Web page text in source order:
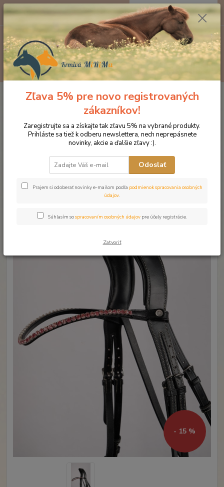
Menu
0ks
za0 €
Značka oblečenia MONTAR ZĽAVY!
Čelenky na uzdečky
MONTAR Fair Pink čierna
MONTAR Fair Pink čierna
- 15 %
Zľava 5% pre novo registrovaných
zákazníkov!
Zaregistrujte sa a získajte tak zľavu 5% na vybrané produkty.
Prihláste sa tiež k odberu newslettera, nech neprepásnete
novinky, akcie a ďalšie zľavy :).
Odoslať
Prajem si odoberať novinky e-mailom podľa podmienok spracovania osobných
údajov.
Súhlasím sospracovaním osobných údajov pre účely registrácie.
Zatvoriť